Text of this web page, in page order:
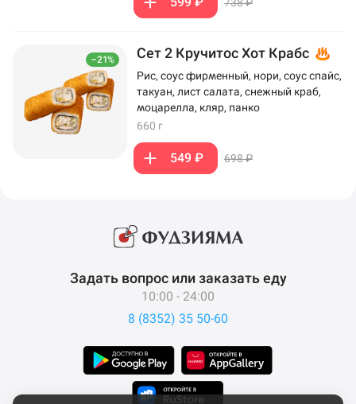
738 ₽
–21% Сет 2 Кручитос Хот Крабс
Рис, соус фирменный, нори, соус спайс,
такуан, лист салата, снежный краб,
моцарелла, кляр, панко
660 г
549 ₽ 698 ₽
Задать вопрос или заказать еду
10:00 - 24:00
8 (8352) 35 50-60